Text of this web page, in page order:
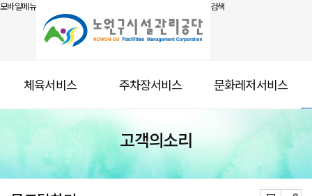
모바일메뉴 검색
체육서비스 주차장서비스 문화레저서비스
고객의소리